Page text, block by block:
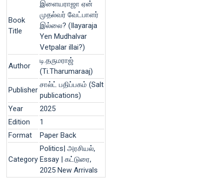
Book
Title
இளையராஜா ஏன்
முதல்வர் வேட்பாளர்
இல்லை? (Ilayaraja
Yen Mudhalvar
Vetpalar illai?)
Author
டி.தருமராஜ்
(Ti.Tharumaraaj)
Publisher
சால்ட் பதிப்பகம் (Salt
publications)
Year
2025
Edition
1
Format
Paper Back
Category
Politics| அரசியல்,
Essay | கட்டுரை,
2025 New Arrivals